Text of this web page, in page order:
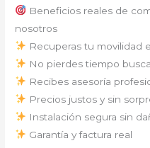
Beneficios reales de
nosotros
Recuperas tu movilidad
No pierdes tiempo
Recibes asesoría
Precios justos y sin
Instalación segura sin
Garantía y factura real